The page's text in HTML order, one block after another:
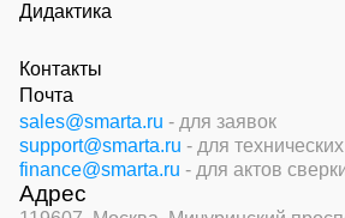
Дидактика
Контакты
Почта
sales@smarta.ru - для заявок
support@smarta.ru - для
finance@smarta.ru - для актов
Адрес